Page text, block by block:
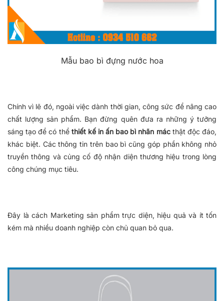
Mẫu bao bì đựng nước hoa
Chính vì lẽ đó, ngoài việc dành thời gian, công sức để nâng cao
chất lượng sản phẩm. Bạn đừng quên đưa ra những ý tưởng
sáng tạo để có thể thiết kế in ấn bao bì nhãn mác thật độc đáo,
khác biệt. Các thông tin trên bao bì cũng góp phần không nhỏ
truyền thông và củng cố độ nhận diện thương hiệu trong lòng
công chúng mục tiêu.
Đây là cách Marketing sản phẩm trực diện, hiệu quả và ít tốn
kém mà nhiều doanh nghiệp còn chủ quan bỏ qua.